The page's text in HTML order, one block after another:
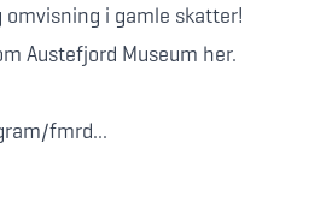
omvisning i gamle skatter!
Austefjord Museum her.
fmrd...